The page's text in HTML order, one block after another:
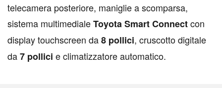
telecamera posteriore, maniglie a scomparsa,
sistema multimedialeToyota Smart Connectcon
display touchscreen da8 pollici, cruscotto digitale
da7 pollici e climatizzatore automatico.